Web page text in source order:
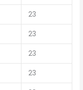
23
23
23
23